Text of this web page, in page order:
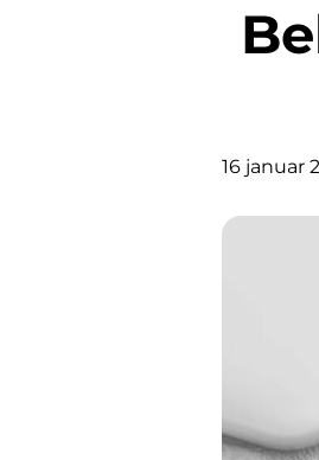
16 januar